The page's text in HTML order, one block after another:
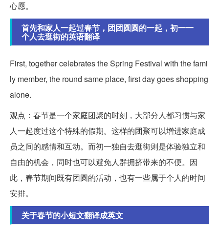
心愿。
首先和家人一起过春节，团团圆圆的一起，初一一
个人去逛街的英语翻译
First, together celebrates the Spring Festival with the fami
ly member, the round same place, first day goes shopping
alone.
观点：春节是一个家庭团聚的时刻，大部分人都习惯与家
人一起度过这个特殊的假期。这样的团聚可以增进家庭成
员之间的感情和互动。而初一独自去逛街则是体验独立和
自由的机会，同时也可以避免人群拥挤带来的不便。因
此，春节期间既有团圆的活动，也有一些属于个人的时间
安排。
关于春节的小短文翻译成英文